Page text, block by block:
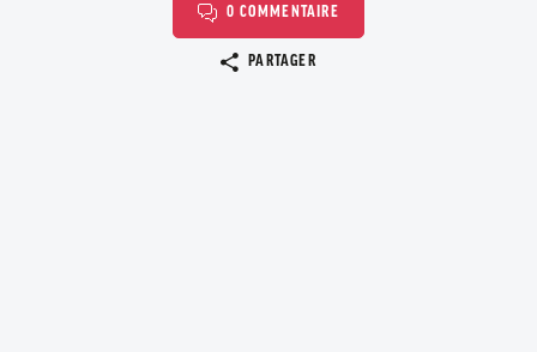
0 COMMENTAIRE
PARTAGER